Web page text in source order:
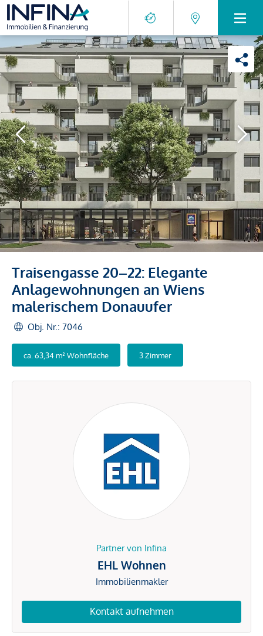
Traisengasse 20–22: Elegante
Anlagewohnungen an Wiens
malerischem Donauufer
Obj. Nr.: 7046
ca. 63,34 m² Wohnfläche 3 Zimmer
Partner von Infina
EHL Wohnen
Immobilienmakler
Kontakt aufnehmen